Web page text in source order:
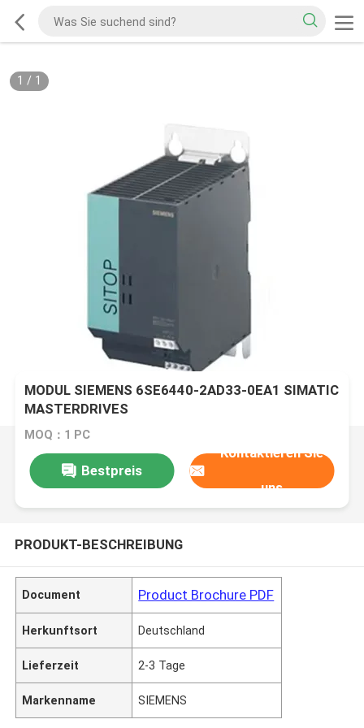
1 / 1
MODUL SIEMENS 6SE6440-2AD33-0EA1 SIMATIC
MASTERDRIVES
MOQ：1 PC
Bestpreis
Kontaktieren Sie
uns
PRODUKT-BESCHREIBUNG
Document Product Brochure PDF
Herkunftsort Deutschland
Lieferzeit 2-3 Tage
Markenname SIEMENS